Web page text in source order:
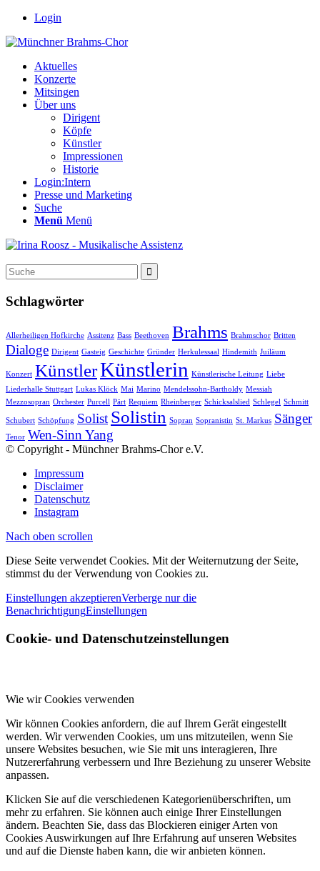
Login
Aktuelles
Konzerte
Mitsingen
Über uns
Dirigent
Köpfe
Künstler
Impressionen
Historie
Login:Intern
Presse und Marketing
Suche
Menü Menü
Schlagwörter
Allerheiligen Hofkirche Assitenz Bass Beethoven Brahms Brahmschor Britten
Dialoge Dirigent Gasteig Geschichte Gründer Herkulessaal Hindemith Juiläum
Konzert KünstlerKünstlerin Künstlerische Leitung Liebe
Liederhalle Stuttgart Lukas Klöck Mai Marino Mendelssohn-Bartholdy Messiah
Mezzosopran Orchester Purcell Pärt Requiem Rheinberger Schicksalslied Schlegel Schmitt
Schubert Schöpfung Solist Solistin Sopran Sopranistin St. Markus Sänger
Tenor Wen-Sinn Yang
© Copyright - Münchner Brahms-Chor e.V.
Impressum
Disclaimer
Datenschutz
Instagram
Nach oben scrollen
Diese Seite verwendet Cookies. Mit der Weiternutzung der Seite,
stimmst du der Verwendung von Cookies zu.
Einstellungen akzeptierenVerberge nur die
BenachrichtigungEinstellungen
Cookie- und Datenschutzeinstellungen
Wie wir Cookies verwenden
Wir können Cookies anfordern, die auf Ihrem Gerät eingestellt
werden. Wir verwenden Cookies, um uns mitzuteilen, wenn Sie
unsere Websites besuchen, wie Sie mit uns interagieren, Ihre
Nutzererfahrung verbessern und Ihre Beziehung zu unserer Website
anpassen.
Klicken Sie auf die verschiedenen Kategorienüberschriften, um
mehr zu erfahren. Sie können auch einige Ihrer Einstellungen
ändern. Beachten Sie, dass das Blockieren einiger Arten von
Cookies Auswirkungen auf Ihre Erfahrung auf unseren Websites
und auf die Dienste haben kann, die wir anbieten können.